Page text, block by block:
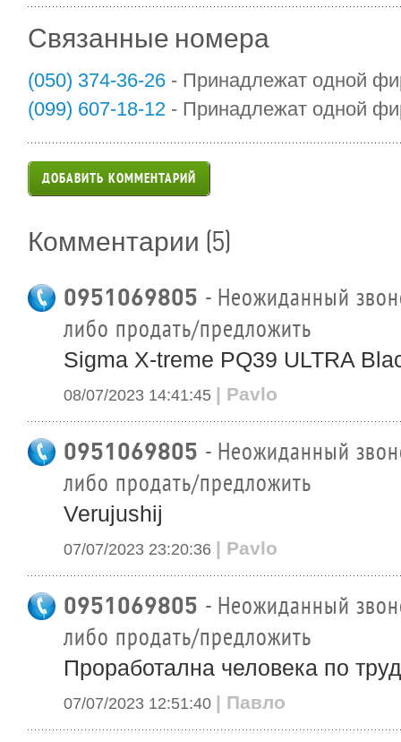
Связанные номера
(050) 374-36-26 - Принадлежат одной
(099) 607-18-12 - Принадлежат одной
ДОБАВИТЬ КОММЕНТАРИЙ
Комментарии (5)
0951069805 - Неожиданный
либо продать/предложить
Sigma X-treme PQ39 ULTRA
08/07/2023 14:41:45 | Pavlo
0951069805 - Неожиданный
либо продать/предложить
Verujushij
07/07/2023 23:20:36 | Pavlo
0951069805 - Неожиданный
либо продать/предложить
Проработална человека по
07/07/2023 12:51:40 | Павло